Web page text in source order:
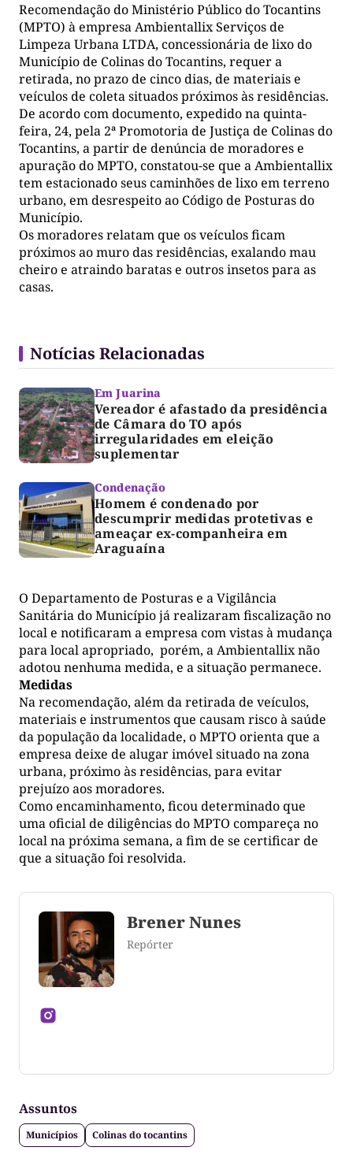
Recomendação do Ministério Público do Tocantins
(MPTO) à empresa Ambientallix Serviços de
Limpeza Urbana LTDA, concessionária de lixo do
Município de Colinas do Tocantins, requer a
retirada, no prazo de cinco dias, de materiais e
veículos de coleta situados próximos às residências.
De acordo com documento, expedido na quinta-
feira, 24, pela 2ª Promotoria de Justiça de Colinas do
Tocantins, a partir de denúncia de moradores e
apuração do MPTO, constatou-se que a Ambientallix
tem estacionado seus caminhões de lixo em terreno
urbano, em desrespeito ao Código de Posturas do
Município.
Os moradores relatam que os veículos ficam
próximos ao muro das residências, exalando mau
cheiro e atraindo baratas e outros insetos para as
casas.
Notícias Relacionadas
Em Juarina
Vereador é afastado da presidência
de Câmara do TO após
irregularidades em eleição
suplementar
Condenação
Homem é condenado por
descumprir medidas protetivas e
ameaçar ex-companheira em
Araguaína
O Departamento de Posturas e a Vigilância
Sanitária do Município já realizaram fiscalização no
local e notificaram a empresa com vistas à mudança
para local apropriado, porém, a Ambientallix não
adotou nenhuma medida, e a situação permanece.
Medidas
Na recomendação, além da retirada de veículos,
materiais e instrumentos que causam risco à saúde
da população da localidade, o MPTO orienta que a
empresa deixe de alugar imóvel situado na zona
urbana, próximo às residências, para evitar
prejuízo aos moradores.
Como encaminhamento, ficou determinado que
uma oficial de diligências do MPTO compareça no
local na próxima semana, a fim de se certificar de
que a situação foi resolvida.
Brener Nunes
Repórter
Tocantins
Assuntos
Municípios Colinas do tocantins